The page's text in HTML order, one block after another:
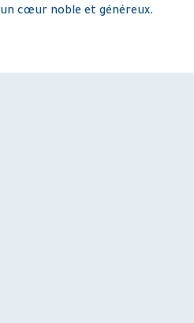
cœur noble et généreux.